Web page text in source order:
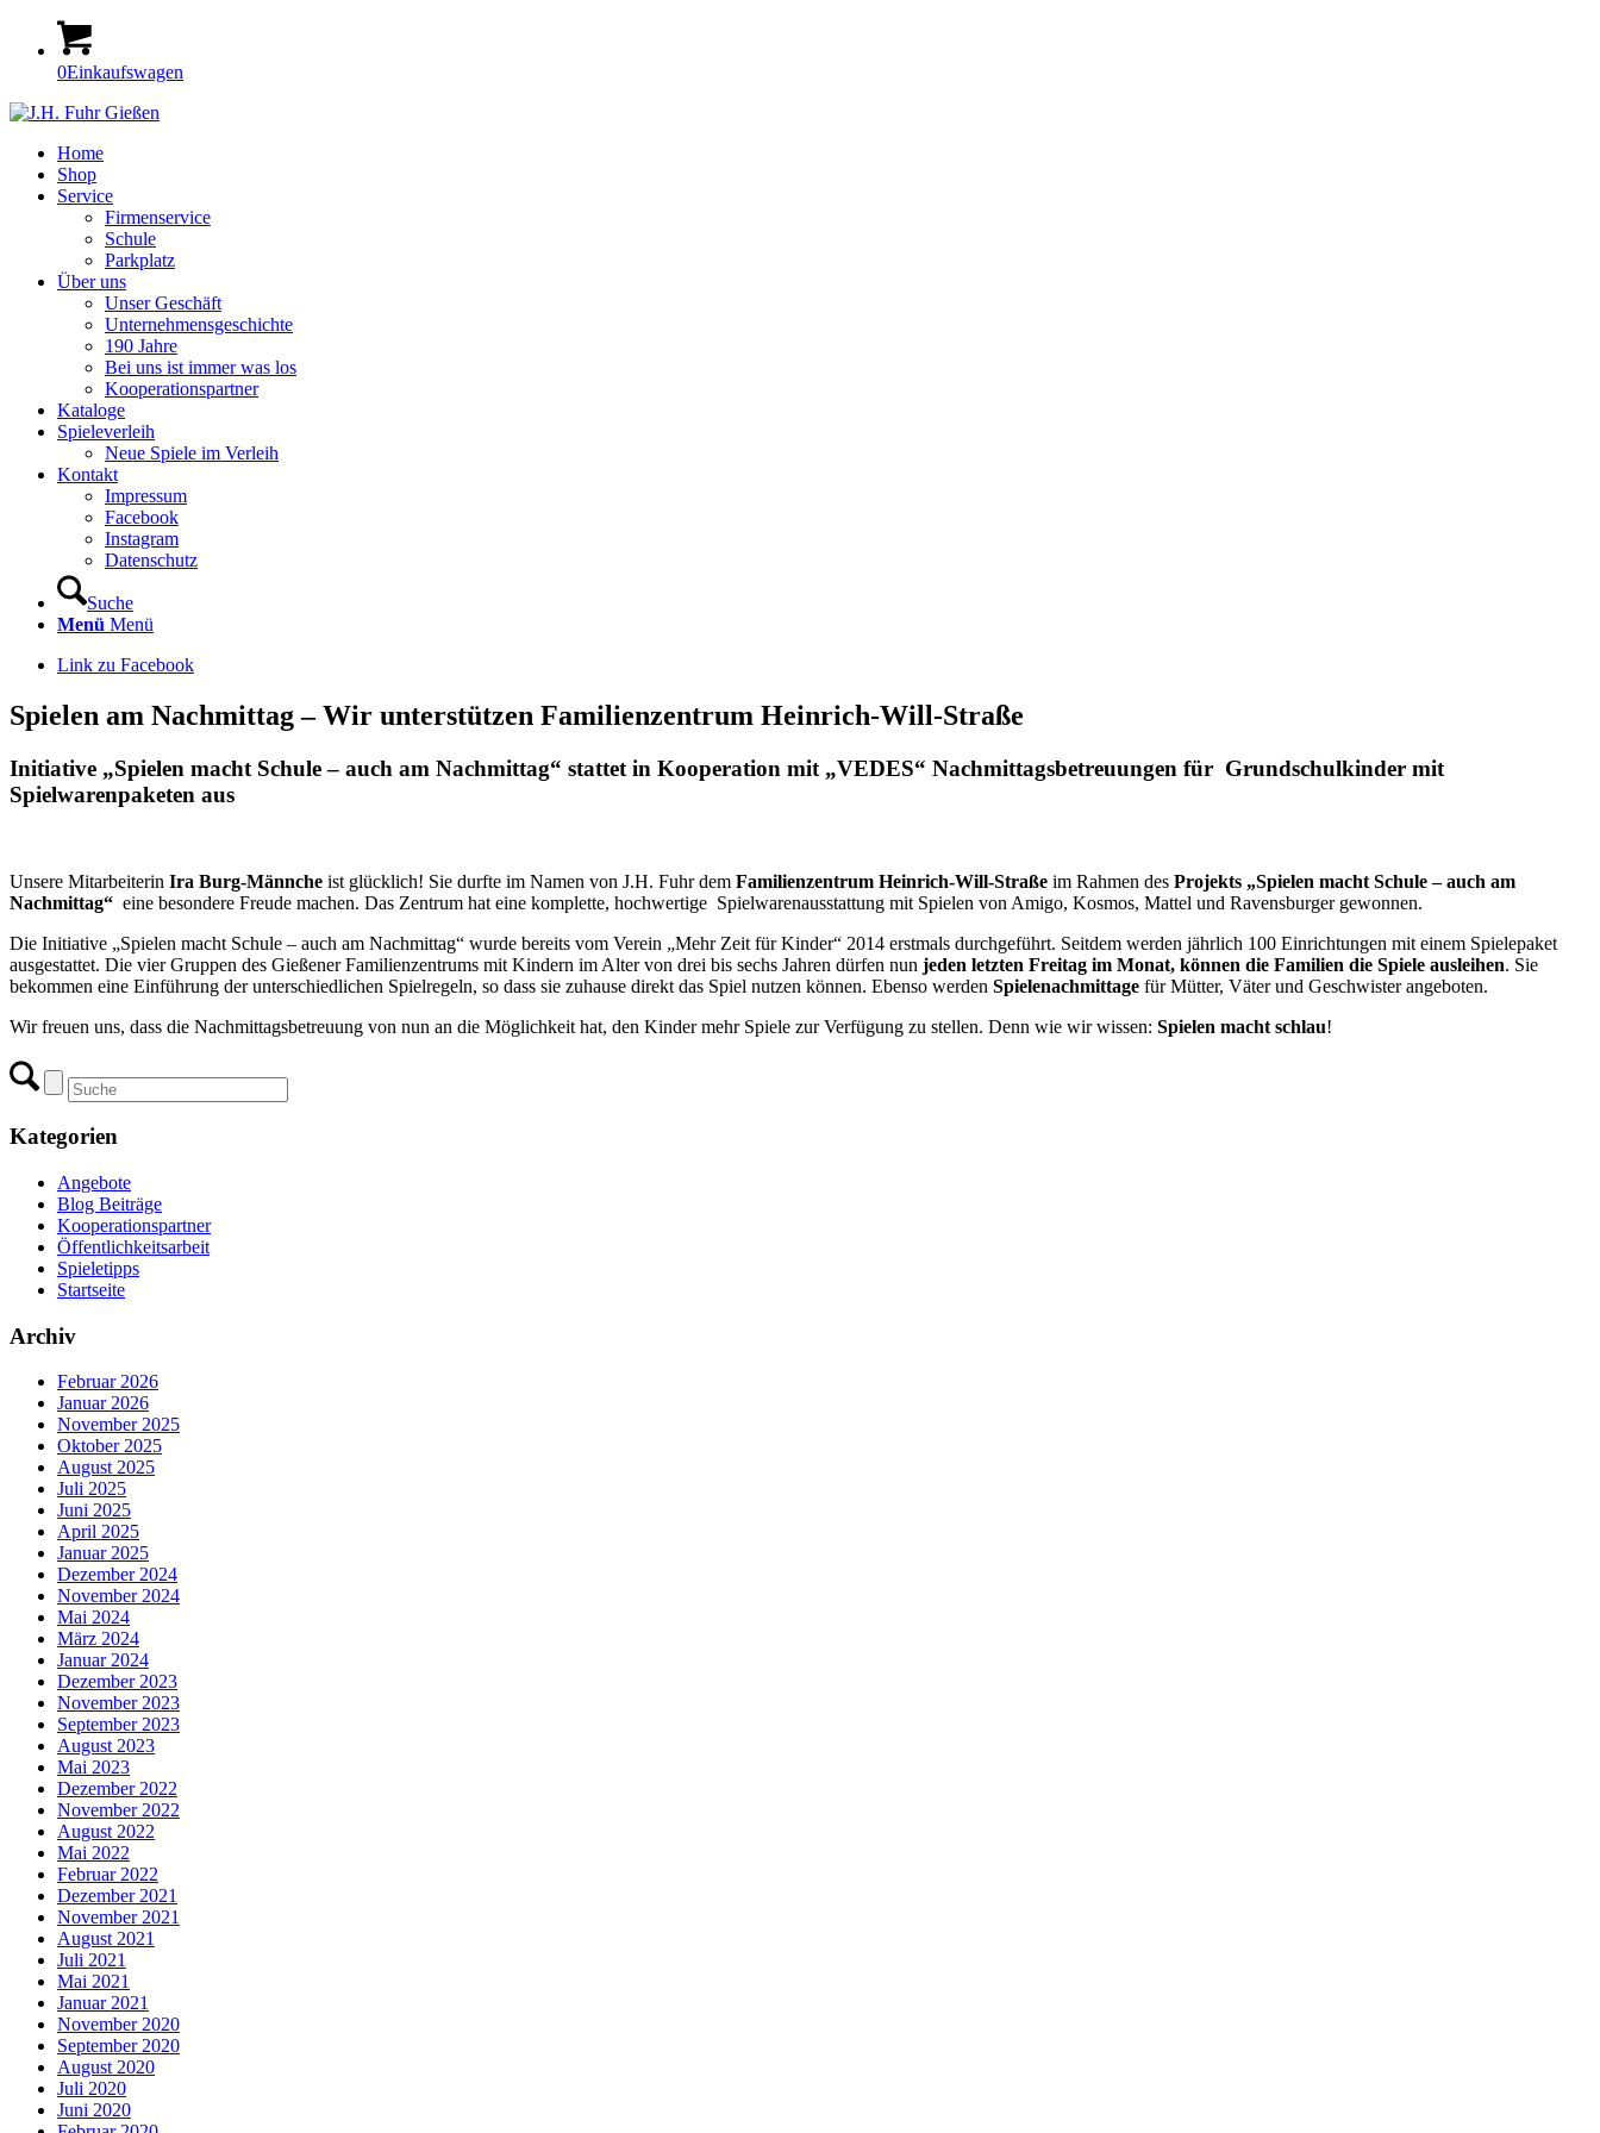
0Einkaufswagen
Home
Shop
Service
Firmenservice
Schule
Parkplatz
Über uns
Unser Geschäft
Unternehmensgeschichte
190 Jahre
Bei uns ist immer was los
Kooperationspartner
Kataloge
Spieleverleih
Neue Spiele im Verleih
Kontakt
Impressum
Facebook
Instagram
Datenschutz
Suche
Menü Menü
Link zu Facebook
Spielen am Nachmittag – Wir unterstützen Familienzentrum Heinrich-Will-Straße
Initiative „Spielen macht Schule – auch am Nachmittag“ stattet in Kooperation mit „VEDES“ Nachmittagsbetreuungen für Grundschulkinder mit
Spielwarenpaketen aus
Unsere Mitarbeiterin Ira Burg-Männche ist glücklich! Sie durfte im Namen von J.H. Fuhr dem Familienzentrum Heinrich-Will-Straße im Rahmen des Projekts „Spielen macht Schule – auch am
Nachmittag“ eine besondere Freude machen. Das Zentrum hat eine komplette, hochwertige Spielwarenausstattung mit Spielen von Amigo, Kosmos, Mattel und Ravensburger gewonnen.
Die Initiative „Spielen macht Schule – auch am Nachmittag“ wurde bereits vom Verein „Mehr Zeit für Kinder“ 2014 erstmals durchgeführt. Seitdem werden jährlich 100 Einrichtungen mit einem Spielepaket
ausgestattet. Die vier Gruppen des Gießener Familienzentrums mit Kindern im Alter von drei bis sechs Jahren dürfen nun jeden letzten Freitag im Monat, können die Familien die Spiele ausleihen. Sie
bekommen eine Einführung der unterschiedlichen Spielregeln, so dass sie zuhause direkt das Spiel nutzen können. Ebenso werden Spielenachmittage für Mütter, Väter und Geschwister angeboten.
Wir freuen uns, dass die Nachmittagsbetreuung von nun an die Möglichkeit hat, den Kinder mehr Spiele zur Verfügung zu stellen. Denn wie wir wissen: Spielen macht schlau!
Kategorien
Angebote
Blog Beiträge
Kooperationspartner
Öffentlichkeitsarbeit
Spieletipps
Startseite
Archiv
Februar 2026
Januar 2026
November 2025
Oktober 2025
August 2025
Juli 2025
Juni 2025
April 2025
Januar 2025
Dezember 2024
November 2024
Mai 2024
März 2024
Januar 2024
Dezember 2023
November 2023
September 2023
August 2023
Mai 2023
Dezember 2022
November 2022
August 2022
Mai 2022
Februar 2022
Dezember 2021
November 2021
August 2021
Juli 2021
Mai 2021
Januar 2021
November 2020
September 2020
August 2020
Juli 2020
Juni 2020